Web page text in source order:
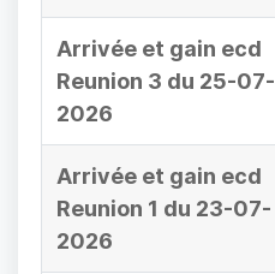
Arrivée et gain ecd
Reunion 3 du 25-07-
2026
Arrivée et gain ecd
Reunion 1 du 23-07-
2026